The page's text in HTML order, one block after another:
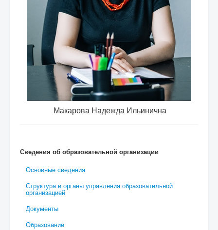
Макарова Надежда Ильинична
Сведения об образовательной организации
Основные сведения
Структура и органы управления образовательной
организацией
Документы
Образование